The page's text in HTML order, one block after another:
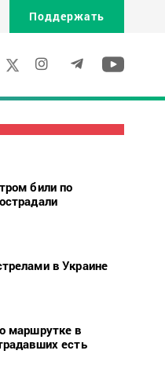
Поддержать
били по
в Украине
маршрутке в
есть